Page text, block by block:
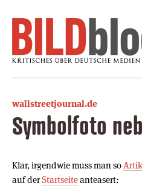
wallstreetjournal.de
Symbolfoto
Klar, irgendwie muss man so
auf derStartseiteanteasert: